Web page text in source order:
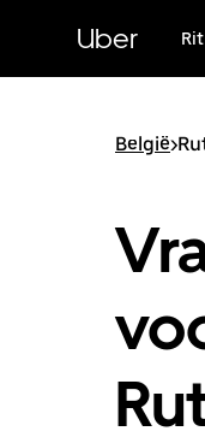
hoofdinhoudUber Rit
België>